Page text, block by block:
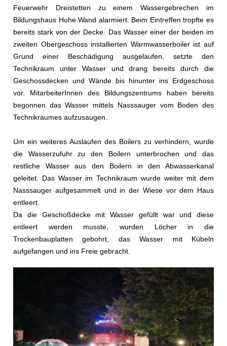
Feuerwehr Dreistetten zu einem Wassergebrechen im
Bildungshaus Hohe Wand alarmiert. Beim Eintreffen tropfte es
bereits stark von der Decke. Das Wasser einer der beiden im
zweiten Obergeschoss installierten Warmwasserboiler ist auf
Grund einer Beschädigung ausgelaufen, setzte den
Technikraum unter Wasser und drang bereits durch die
Geschossdecken und Wände bis hinunter ins Erdgeschoss
vor. MitarbeiterInnen des Bildungszentrums haben bereits
begonnen das Wasser mittels Nasssauger vom Boden des
Technikraumes aufzusaugen.
Um ein weiteres Auslaufen des Boilers zu verhindern, wurde
die Wasserzufuhr zu den Boilern unterbrochen und das
restliche Wasser aus den Boilern in den Abwasserkanal
geleitet. Das Wasser im Technikraum wurde weiter mit dem
Nasssauger aufgesammelt und in der Wiese vor dem Haus
entleert.
Da die Geschoßdecke mit Wasser gefüllt war und diese
entleert werden musste, wurden Löcher in die
Trockenbauplatten gebohrt, das Wasser mit Kübeln
aufgefangen und ins Freie gebracht.